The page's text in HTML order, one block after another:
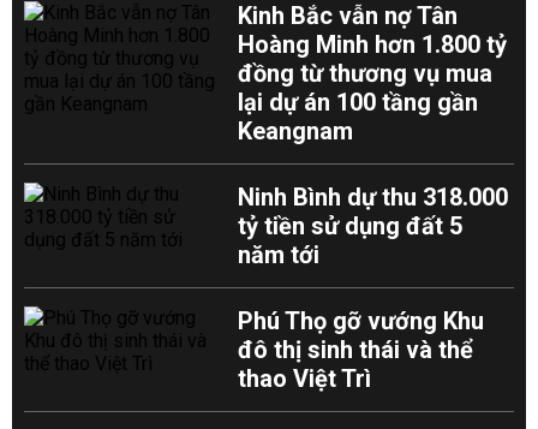
Kinh Bắc vẫn nợ Tân
Hoàng Minh hơn 1.800 tỷ
đồng từ thương vụ mua
lại dự án 100 tầng gần
Keangnam
Ninh Bình dự thu 318.000
tỷ tiền sử dụng đất 5
năm tới
Phú Thọ gỡ vướng Khu
đô thị sinh thái và thể
thao Việt Trì